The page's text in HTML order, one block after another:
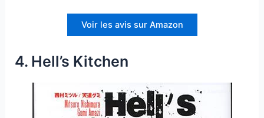
Voir les avis sur Amazon
4. Hell’s Kitchen